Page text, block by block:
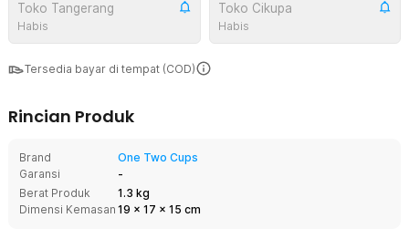
Toko Tangerang
Habis
Toko Cikupa
Habis
Tersedia bayar di tempat (COD)
Rincian Produk
Brand
One Two Cups
Garansi
-
Berat Produk
1.3 kg
Dimensi Kemasan 19 x 17 x 15 cm